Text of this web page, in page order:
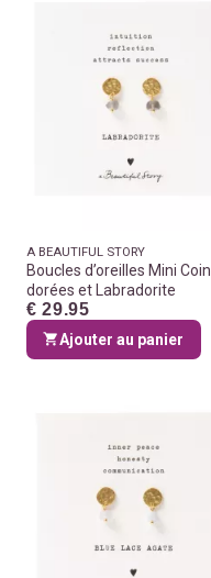
A BEAUTIFUL STORY
Boucles d’oreilles Mini Coin
dorées et Labradorite
€ 29.95
Ajouter au panier